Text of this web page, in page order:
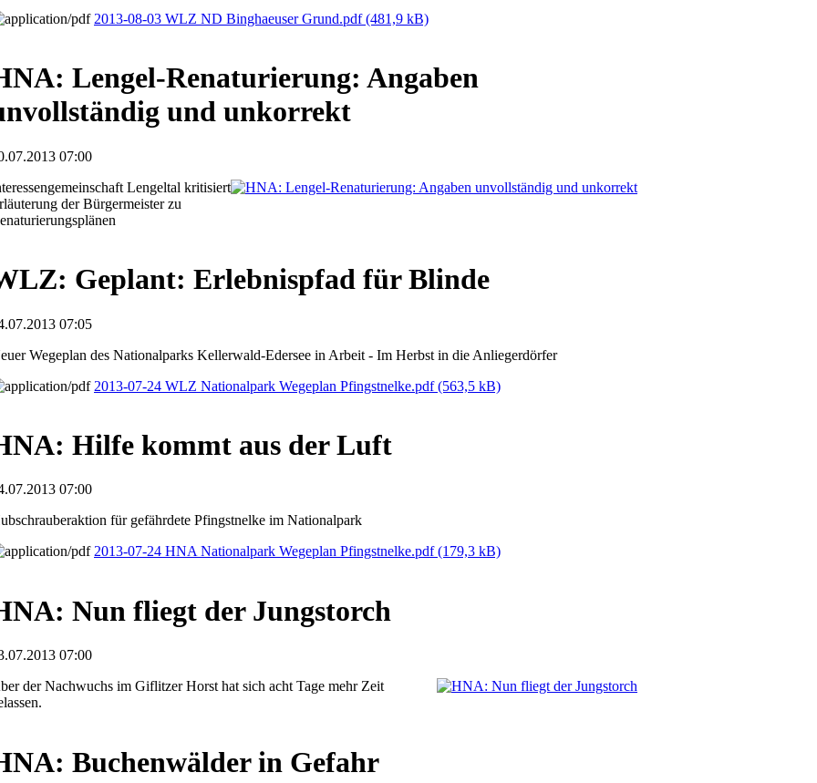
2013-08-03 WLZ ND Binghaeuser Grund.pdf(481,9 kB)
Lengel-Renaturierung: Angaben
und unkorrekt
07:00
Lengeltal kritisiert
der Bürgermeister zu
Geplant: Erlebnispfad für Blinde
07:05
Wegeplan des Nationalparks Kellerwald-Edersee in Arbeit - Im Herbst in die Anliegerdörfer
2013-07-24 WLZ Nationalpark Wegeplan Pfingstnelke.pdf(563,5 kB)
Hilfe kommt aus der Luft
07:00
für gefährdete Pfingstnelke im Nationalpark
2013-07-24 HNA Nationalpark Wegeplan Pfingstnelke.pdf(179,3 kB)
Nun fliegt der Jungstorch
07:00
der Nachwuchs im Giflitzer Horst hat sich acht Tage mehr Zeit
Buchenwälder in Gefahr